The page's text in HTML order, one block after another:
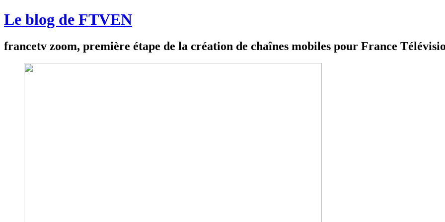
Le blog de FTVEN
francetv zoom, première étape de la création de chaînes mobiles pour France